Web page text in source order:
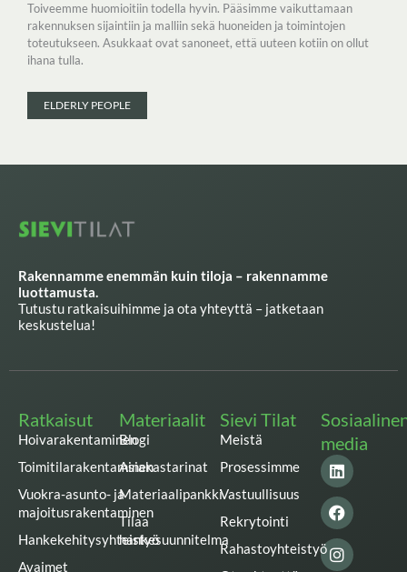
Toiveemme huomioitiin todella hyvin. Pääsimme vaikuttamaan
rakennuksen sijaintiin ja malliin sekä huoneiden ja toimintojen
toteutukseen. Asukkaat ovat sanoneet, että uuteen kotiin on ollut
ihana tulla.
ELDERLY PEOPLE
Rakennamme enemmän kuin tiloja – rakennamme
luottamusta.
Tutustu ratkaisuihimme ja ota yhteyttä – jatketaan
keskustelua!
Ratkaisut
Hoivarakentaminen
Toimitilarakentaminen
Vuokra-asunto- ja
majoitusrakentaminen
Hankekehitysyhteistyö
Avaimet
Materiaalit
Blogi
Asiakastarinat
Materiaalipankki
Tilaa
hankesuunnitelma
Sievi Tilat
Meistä
Prosessimme
Vastuullisuus
Rekrytointi
Rahastoyhteistyö
media
L
i
n
k
e
d
i
F
a
c
e
b
o
o
I
n
s
t
a
g
r
T
w
i
t
t
e
r
Y
o
u
t
u
b
e